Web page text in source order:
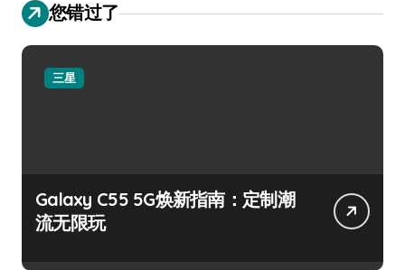
您错过了
三星
Galaxy C55 5G焕新指南：定制潮
流无限玩